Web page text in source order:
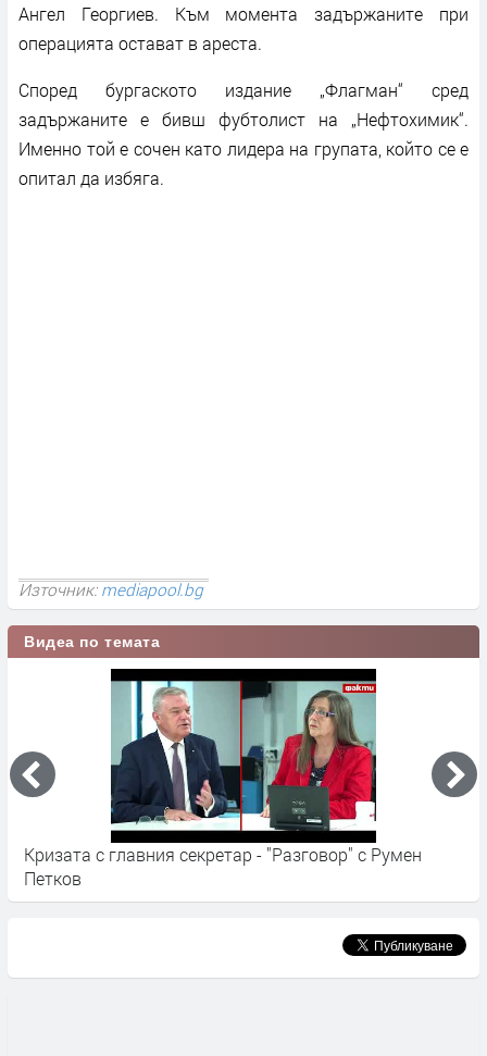
Ангел Георгиев. Към момента задържаните при
операцията остават в ареста.
Според бургаското издание „Флагман“ сред
задържаните е бивш фубтолист на „Нефтохимик“.
Именно той е сочен като лидера на групата, който се е
опитал да избяга.
Източник:mediapool.bg
Видеа по темата
Кризата с главния секретар - "Разговор" с Румен
Петков